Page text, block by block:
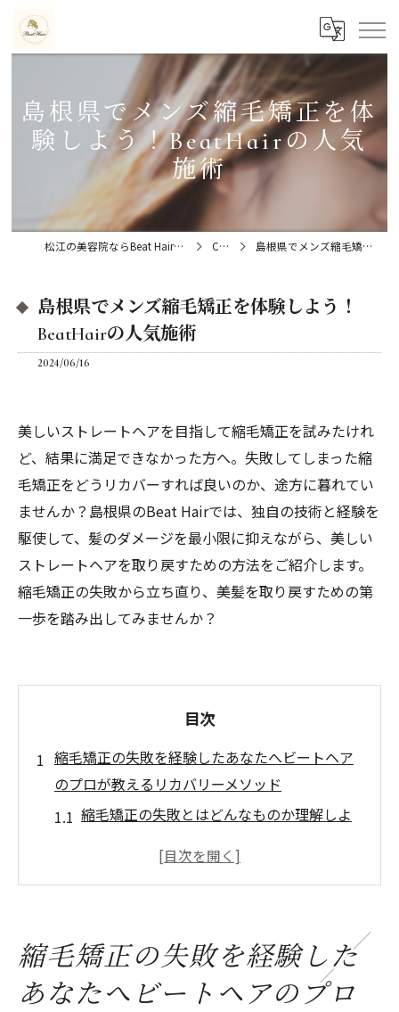
島根県でメンズ縮毛矯正を体
験しよう！BeatHairの人気
施術
松江の美容院ならBeat Hair（ビートヘアー）髪質改善特化型サロン Column 島根県でメンズ縮毛矯正を体験しよう！BeatHairの人気施術
島根県でメンズ縮毛矯正を体験しよう！
BeatHairの人気施術
2024/06/16
美しいストレートヘアを目指して縮毛矯正を試みたけれ
ど、結果に満足できなかった方へ。失敗してしまった縮
毛矯正をどうリカバーすれば良いのか、途方に暮れてい
ませんか？島根県のBeat Hairでは、独自の技術と経験を
駆使して、髪のダメージを最小限に抑えながら、美しい
ストレートヘアを取り戻すための方法をご紹介します。
縮毛矯正の失敗から立ち直り、美髪を取り戻すための第
一歩を踏み出してみませんか？
目次
縮毛矯正の失敗を経験したあなたへビートヘア
のプロが教えるリカバリーメソッド
縮毛矯正の失敗とはどんなものか理解しよ
失敗した縮毛矯正をリカバーするための初
ラン
プロフェッショナルによる髪の状態診断と
縮毛矯正の失敗を経験した
あなたへビートヘアのプロ